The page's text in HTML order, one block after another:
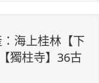
海上桂林【下
獨柱寺】36古